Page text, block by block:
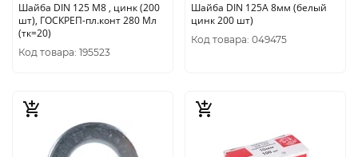
Шайба DIN 125 М8 , цинк (200
шт), ГОСКРЕП-пл.конт 280 Мл
(тк=20)
Код товара: 195523
Шайба DIN 125A 8мм (белый
цинк 200 шт)
Код товара: 049475